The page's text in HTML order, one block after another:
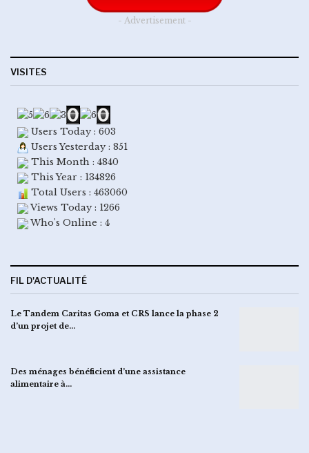
- Advertisement -
VISITES
Users Today : 603
Users Yesterday : 851
This Month : 4840
This Year : 134826
Total Users : 463060
Views Today : 1266
Who's Online : 4
FIL D'ACTUALITÉ
Le Tandem Caritas Goma et CRS lance la phase 2
d’un projet de…
Des ménages bénéficient d’une assistance
alimentaire à…